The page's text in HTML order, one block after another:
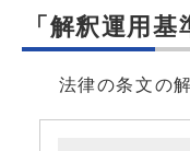
「解釈運用
法律の条文の解